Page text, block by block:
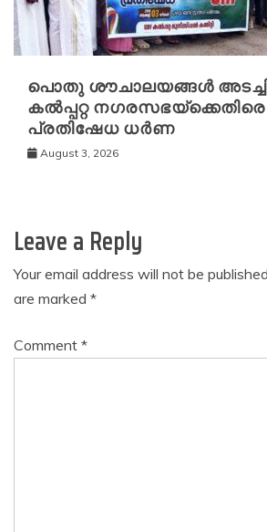
പൊതു ശൗചാലയങ്ങൾ
കൽപ്പറ്റ
പ്രതിഷേധ ധർണ
August 3, 2026
Leave a Reply
Your email address will not be
are marked *
Comment *